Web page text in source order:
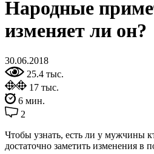
Народные
изменяет ли он?
30.06.2018
25.4 тыс.
17 тыс.
6 мин.
2
Чтобы узнать, есть ли у мужчины
достаточно заметить изменения в